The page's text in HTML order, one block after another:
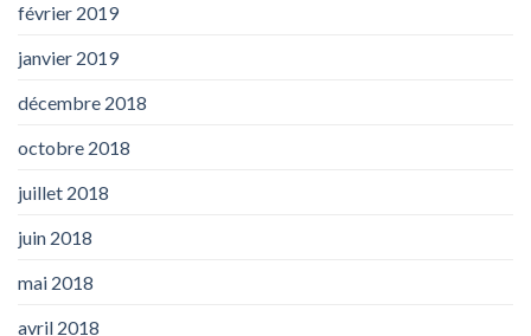
février 2019
janvier 2019
décembre 2018
octobre 2018
juillet 2018
juin 2018
mai 2018
avril 2018